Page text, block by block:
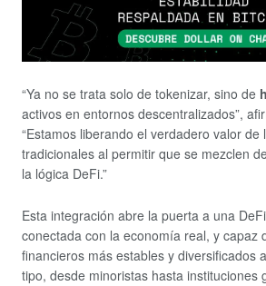
“Ya no se trata solo de tokenizar, sino de
activos en entornos descentralizados”,
“Estamos liberando el verdadero valor de
tradicionales al permitir que se mezclen
la lógica DeFi.”
Esta integración abre la puerta a una
conectada con la economía real, y capaz
financieros más estables y diversificados
tipo, desde minoristas hasta instituciones